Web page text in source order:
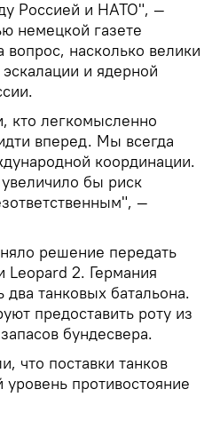
Россией и НАТО", —
немецкой газете
вопрос, насколько велики
и ядерной
кто легкомысленно
вперед. Мы всегда
координации.
бы риск
—
решение передать
Leopard 2. Германия
танковых батальона.
предоставить роту из
бундесвера.
что поставки танков
противостояние